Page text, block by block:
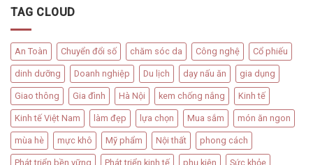
TAG CLOUD
An Toàn Chuyển đổi số chăm sóc da Công nghệ Cổ phiếu
dinh dưỡng Doanh nghiệp Du lịch dạy nấu ăn gia dụng
Giao thông Gia đình Hà Nội kem chống nắng Kinh tế
Kinh tế Việt Nam làm đẹp lựa chọn Mua sắm món ăn ngon
mùa hè mực khô Mỹ phẩm Nội thất phong cách
Phát triển bền vững Phát triển kinh tế phụ kiện Sức khỏe